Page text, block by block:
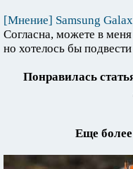
[Мнение] Samsung
Согласна, можете в
но хотелось бы
Понравилась
Еще